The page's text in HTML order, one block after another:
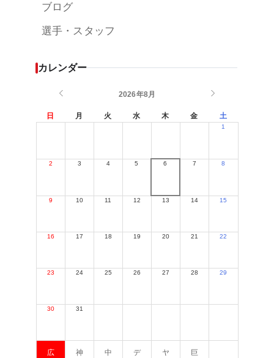
ブログ
選手・スタッフ
カレンダー
2026年8月
日 月 火 水 木 金 土
1
2 3 4 5 6 7 8
9 10 11 12 13 14 15
16 17 18 19 20 21 22
23 24 25 26 27 28 29
30 31
広 神 中 デ ヤ
巨